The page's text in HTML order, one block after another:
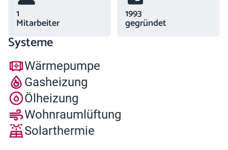
1
Mitarbeiter
1993
gegründet
Systeme
Wärmepumpe
Gasheizung
Ölheizung
Wohnraumlüftung
Solarthermie